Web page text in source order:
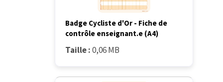
Badge Cycliste d'Or - Fiche de
contrôle enseignant.e (A4)
Taille :0,06 MB